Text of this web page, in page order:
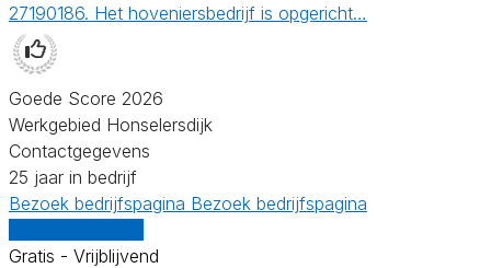
27190186. Het hoveniersbedrijf is opgericht…
Goede Score 2026
Werkgebied Honselersdijk
Contactgegevens
25 jaar in bedrijf
Bezoek bedrijfspagina Bezoek bedrijfspagina
Gratis - Vrijblijvend